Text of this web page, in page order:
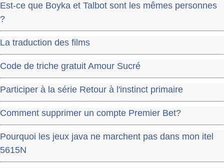
Est-ce que Boyka et Talbot sont les mêmes personnes
?
La traduction des films
Code de triche gratuit Amour Sucré
Participer à la série Retour à l'instinct primaire
Comment supprimer un compte Premier Bet?
Pourquoi les jeux java ne marchent pas dans mon itel
5615N